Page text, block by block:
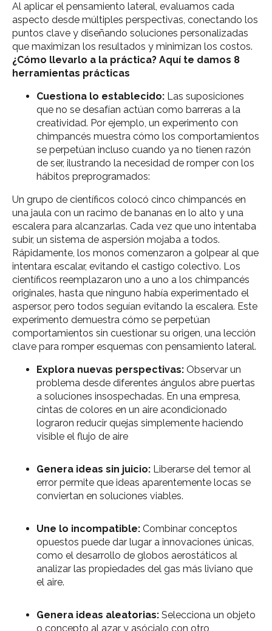
Al aplicar el pensamiento lateral, evaluamos cada
aspecto desde múltiples perspectivas, conectando los
puntos clave y diseñando soluciones personalizadas
que maximizan los resultados y minimizan los costos.
¿Cómo llevarlo a la práctica? Aquí te damos 8
herramientas prácticas
Cuestiona lo establecido: Las suposiciones
que no se desafían actúan como barreras a la
creatividad. Por ejemplo, un experimento con
chimpancés muestra cómo los comportamientos
se perpetúan incluso cuando ya no tienen razón
de ser, ilustrando la necesidad de romper con los
hábitos preprogramados:
Un grupo de científicos colocó cinco chimpancés en
una jaula con un racimo de bananas en lo alto y una
escalera para alcanzarlas. Cada vez que uno intentaba
subir, un sistema de aspersión mojaba a todos.
Rápidamente, los monos comenzaron a golpear al que
intentara escalar, evitando el castigo colectivo. Los
científicos reemplazaron uno a uno a los chimpancés
originales, hasta que ninguno había experimentado el
aspersor, pero todos seguían evitando la escalera. Este
experimento demuestra cómo se perpetúan
comportamientos sin cuestionar su origen, una lección
clave para romper esquemas con pensamiento lateral.
Explora nuevas perspectivas: Observar un
problema desde diferentes ángulos abre puertas
a soluciones insospechadas. En una empresa,
cintas de colores en un aire acondicionado
lograron reducir quejas simplemente haciendo
visible el flujo de aire
Genera ideas sin juicio: Liberarse del temor al
error permite que ideas aparentemente locas se
conviertan en soluciones viables.
Une lo incompatible: Combinar conceptos
opuestos puede dar lugar a innovaciones únicas,
como el desarrollo de globos aerostáticos al
analizar las propiedades del gas más liviano que
el aire.
Genera ideas aleatorias: Selecciona un objeto
o concepto al azar y asócialo con otro